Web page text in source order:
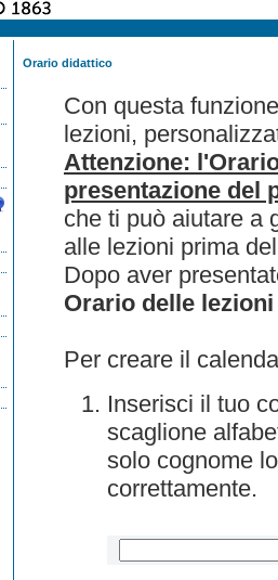
Orario didattico
Con questa
lezioni,
Attenzione:
presentazione del
che ti può aiutare a
alle lezioni prima
Dopo aver
Orario delle lezioni
Per creare il
Inserisci il tuo
scaglione
solo cognome
correttamente.